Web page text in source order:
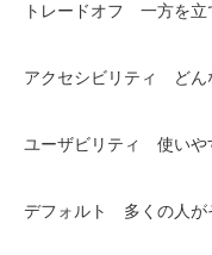
トレードオフ 一方を立
アクセシビリティ どん
ユーザビリティ 使いや
デフォルト 多くの人が